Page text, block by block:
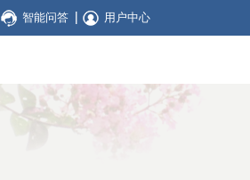
智能问答 用户中心